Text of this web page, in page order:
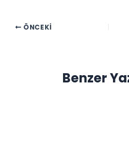
ÖNCEKI
Benzer